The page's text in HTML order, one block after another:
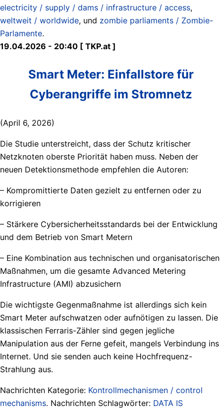
electricity / supply / dams / infrastructure / access,
weltweit / worldwide, und zombie parliaments / Zombie-
Parlamente.
19.04.2026 - 20:40 [ TKP.at ]
Smart Meter: Einfallstore für
Cyberangriffe im Stromnetz
(April 6, 2026)
Die Studie unterstreicht, dass der Schutz kritischer
Netzknoten oberste Priorität haben muss. Neben der
neuen Detektionsmethode empfehlen die Autoren:
– Kompromittierte Daten gezielt zu entfernen oder zu
korrigieren
– Stärkere Cybersicherheitsstandards bei der Entwicklung
und dem Betrieb von Smart Metern
– Eine Kombination aus technischen und organisatorischen
Maßnahmen, um die gesamte Advanced Metering
Infrastructure (AMI) abzusichern
Die wichtigste Gegenmaßnahme ist allerdings sich kein
Smart Meter aufschwatzen oder aufnötigen zu lassen. Die
klassischen Ferraris-Zähler sind gegen jegliche
Manipulation aus der Ferne gefeit, mangels Verbindung ins
Internet. Und sie senden auch keine Hochfrequenz-
Strahlung aus.
Nachrichten Kategorie: Kontrollmechanismen / control
mechanisms. Nachrichten Schlagwörter: DATA IS